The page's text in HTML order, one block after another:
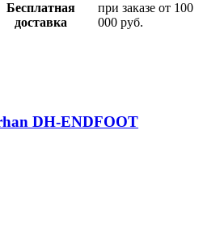
Бесплатная
доставка
при заказе от 100
000 руб.
DH‑ENDFOOT